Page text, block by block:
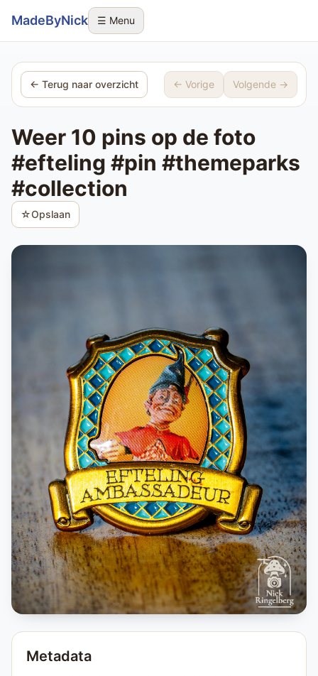
Sla navigatie over
MadeByNick ☰ Menu
← Terug naar overzicht ← Vorige Volgende →
Weer 10 pins op de foto
#efteling #pin #themeparks
#collection
☆Opslaan
Metadata